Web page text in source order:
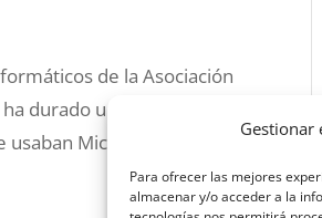
Gestionar
Para ofrecer las mejores
almacenar y/o acceder a la
de la Asociación
durado un mes y medio
Microsoft